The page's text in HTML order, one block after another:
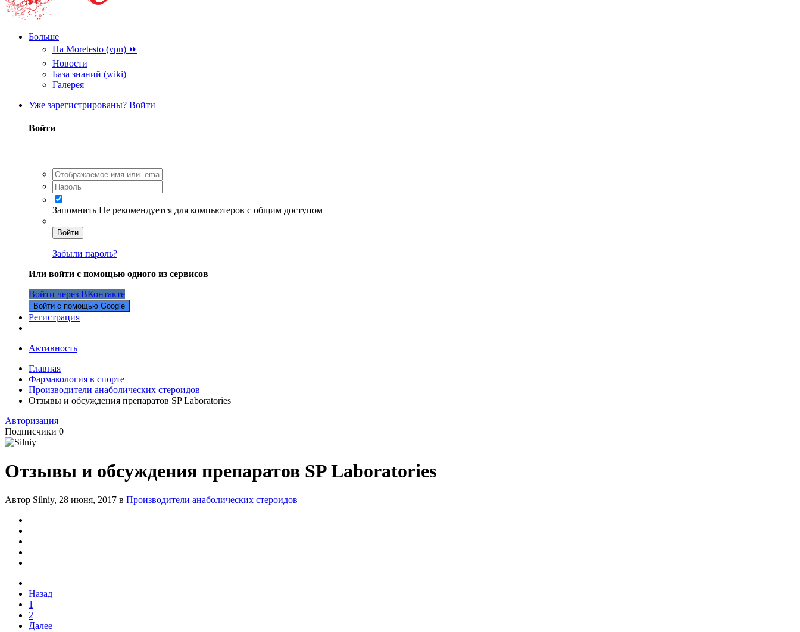
Больше
На Moretesto (vpn) ⏩
Новости
База знаний (wiki)
Галерея
Уже зарегистрированы? Войти
Войти
Запомнить Не рекомендуется для компьютеров с общим доступом
Войти
Забыли пароль?
Или войти с помощью одного из сервисов
Войти через ВКонтакте
Войти с помощью Google
Регистрация
Активность
Главная
Фармакология в спорте
Производители анаболических стероидов
Отзывы и обсуждения препаратов SP Laboratories
Авторизация
Подписчики 0
Отзывы и обсуждения препаратов SP Laboratories
Автор Silniy, 28 июня, 2017 в Производители анаболических стероидов
Назад
1
2
Далее